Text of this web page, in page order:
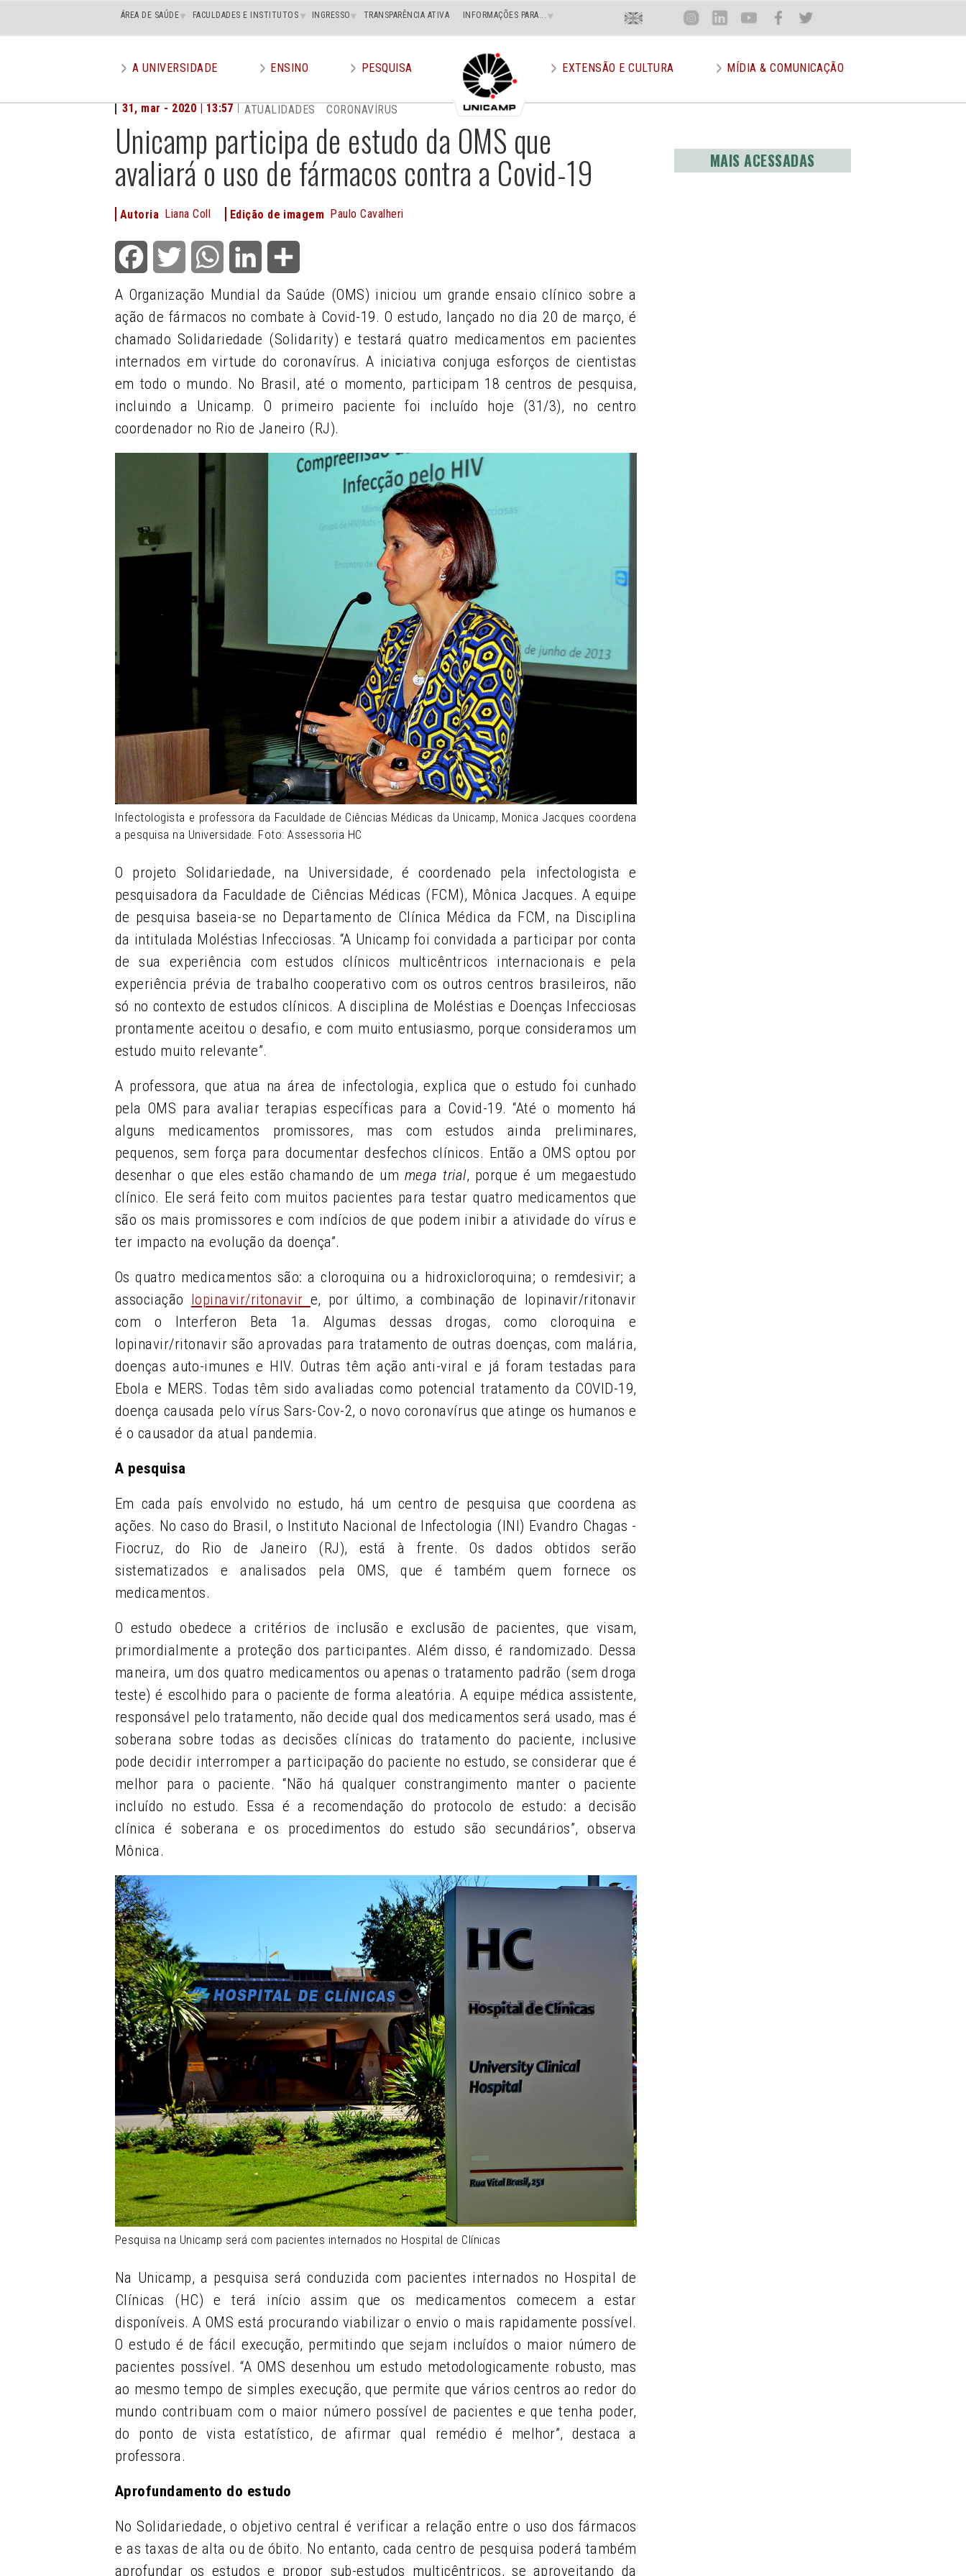
Main
superior
ÁREA DE SAÚDE FACULDADES E INSTITUTOS INGRESSO TRANSPARÊNCIA ATIVA INFORMAÇÕES PARA... Menu
Superior
Direito
En Inst Lin You Face Twit
menu
A UNIVERSIDADE ENSINO PESQUISA EXTENSÃO E CULTURA MÍDIA & COMUNICAÇÃO
Unicamp participa de estudo da OMS que
avaliará o uso de fármacos contra a Covid-19
31, mar - 2020 | 13:57 ATUALIDADES CORONAVÍRUS
Autoria Liana Coll Edição de imagem Paulo Cavalheri
Facebook Twitter WhatsApp LinkedIn
A Organização Mundial da Saúde (OMS) iniciou um grande ensaio clínico sobre a
ação de fármacos no combate à Covid-19. O estudo, lançado no dia 20 de março, é
chamado Solidariedade (Solidarity) e testará quatro medicamentos em pacientes
internados em virtude do coronavírus. A iniciativa conjuga esforços de cientistas
em todo o mundo. No Brasil, até o momento, participam 18 centros de pesquisa,
incluindo a Unicamp. O primeiro paciente foi incluído hoje (31/3), no centro
coordenador no Rio de Janeiro (RJ).
Infectologista e professora da Faculdade de Ciências Médicas da Unicamp, Monica Jacques coordena
a pesquisa na Universidade. Foto: Assessoria HC
O projeto Solidariedade, na Universidade, é coordenado pela infectologista e
pesquisadora da Faculdade de Ciências Médicas (FCM), Mônica Jacques. A equipe
de pesquisa baseia-se no Departamento de Clínica Médica da FCM, na Disciplina
da intitulada Moléstias Infecciosas. “A Unicamp foi convidada a participar por conta
de sua experiência com estudos clínicos multicêntricos internacionais e pela
experiência prévia de trabalho cooperativo com os outros centros brasileiros, não
só no contexto de estudos clínicos. A disciplina de Moléstias e Doenças Infecciosas
prontamente aceitou o desafio, e com muito entusiasmo, porque consideramos um
estudo muito relevante”.
A professora, que atua na área de infectologia, explica que o estudo foi cunhado
pela OMS para avaliar terapias específicas para a Covid-19. “Até o momento há
alguns medicamentos promissores, mas com estudos ainda preliminares,
pequenos, sem força para documentar desfechos clínicos. Então a OMS optou por
desenhar o que eles estão chamando de um mega trial, porque é um megaestudo
clínico. Ele será feito com muitos pacientes para testar quatro medicamentos que
são os mais promissores e com indícios de que podem inibir a atividade do vírus e
ter impacto na evolução da doença”.
Os quatro medicamentos são: a cloroquina ou a hidroxicloroquina; o remdesivir; a
associação lopinavir/ritonavir e, por último, a combinação de lopinavir/ritonavir
com o Interferon Beta 1a. Algumas dessas drogas, como cloroquina e
lopinavir/ritonavir são aprovadas para tratamento de outras doenças, com malária,
doenças auto-imunes e HIV. Outras têm ação anti-viral e já foram testadas para
Ebola e MERS. Todas têm sido avaliadas como potencial tratamento da COVID-19,
doença causada pelo vírus Sars-Cov-2, o novo coronavírus que atinge os humanos e
é o causador da atual pandemia.
A pesquisa
Em cada país envolvido no estudo, há um centro de pesquisa que coordena as
ações. No caso do Brasil, o Instituto Nacional de Infectologia (INI) Evandro Chagas -
Fiocruz, do Rio de Janeiro (RJ), está à frente. Os dados obtidos serão
sistematizados e analisados pela OMS, que é também quem fornece os
medicamentos.
O estudo obedece a critérios de inclusão e exclusão de pacientes, que visam,
primordialmente a proteção dos participantes. Além disso, é randomizado. Dessa
maneira, um dos quatro medicamentos ou apenas o tratamento padrão (sem droga
teste) é escolhido para o paciente de forma aleatória. A equipe médica assistente,
responsável pelo tratamento, não decide qual dos medicamentos será usado, mas é
soberana sobre todas as decisões clínicas do tratamento do paciente, inclusive
pode decidir interromper a participação do paciente no estudo, se considerar que é
melhor para o paciente. “Não há qualquer constrangimento manter o paciente
incluído no estudo. Essa é a recomendação do protocolo de estudo: a decisão
clínica é soberana e os procedimentos do estudo são secundários”, observa
Mônica.
Pesquisa na Unicamp será com pacientes internados no Hospital de Clínicas
Na Unicamp, a pesquisa será conduzida com pacientes internados no Hospital de
Clínicas (HC) e terá início assim que os medicamentos comecem a estar
disponíveis. A OMS está procurando viabilizar o envio o mais rapidamente possível.
O estudo é de fácil execução, permitindo que sejam incluídos o maior número de
pacientes possível. “A OMS desenhou um estudo metodologicamente robusto, mas
ao mesmo tempo de simples execução, que permite que vários centros ao redor do
mundo contribuam com o maior número possível de pacientes e que tenha poder,
do ponto de vista estatístico, de afirmar qual remédio é melhor”, destaca a
professora.
Aprofundamento do estudo
No Solidariedade, o objetivo central é verificar a relação entre o uso dos fármacos
e as taxas de alta ou de óbito. No entanto, cada centro de pesquisa poderá também
aprofundar os estudos e propor sub-estudos multicêntricos, se aproveitando da
MAIS ACESSADAS